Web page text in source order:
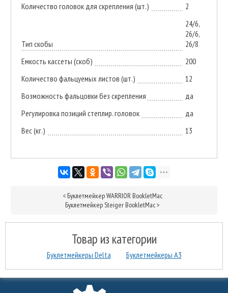
Количество головок для скрепления (шт.)
2
Тип скобы
24/6,
26/6,
26/8
Емкость кассеты (скоб)
200
Количество фальцуемых листов (шт.)
12
Возможность фальцовки без скрепления
да
Регулировка позиций степлир. головок
да
Вес (кг.)
13
< Буклетмейкер WARRIOR BookletMac
Буклетмейкер Steiger BookletMac>
Товар из категории
Буклетмейкеры Delta Буклетмейкеры А3